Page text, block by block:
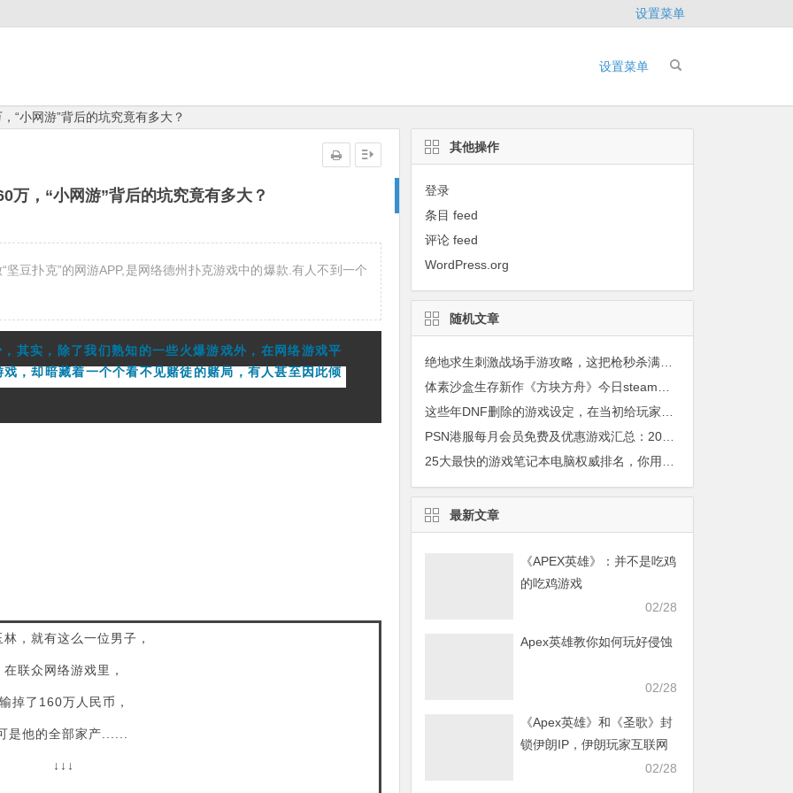
设置菜单
设置菜单
“小网游”背后的坑究竟有多大？
万，“小网游”背后的坑究竟有多大？
豆扑克”的网游APP,是网络德州扑克游戏中的爆款.有人不到一个
其实，除了我们熟知的一些火爆游戏外，在网络游戏平
，却暗藏着一个个看不见赌徒的赌局，有人甚至因此倾
林，就有这么一位男子，
在联众网络游戏里，
掉了160万人民币，
是他的全部家产......
↓↓↓
其他操作
登录
条目 feed
评论 feed
WordPress.org
随机文章
绝地求生刺激战场手游攻略，这把枪秒杀满配M4
PSN港服每月会员免费及优惠游戏汇总：2017年4月
最新文章
《APEX英雄》：并不是吃鸡
的吃鸡游戏
02/28
Apex英雄教你如何玩好侵蚀
02/28
《Apex英雄》和《圣歌》封
锁伊朗IP，伊朗玩家互联网
02/28